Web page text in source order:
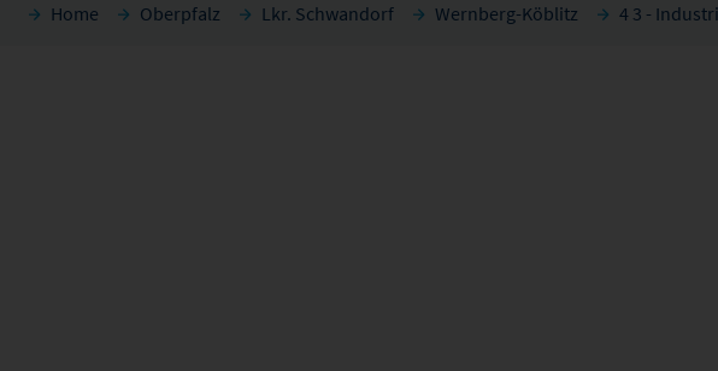
Home Oberpfalz Lkr. Schwandorf Wernberg-Köblitz 4 3 -